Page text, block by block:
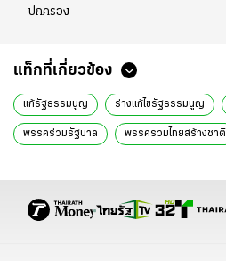
ปกครอง
แท็กที่เกี่ยวข้อง
แก้รัฐธรรมนูญ ร่างแก้ไขรัฐธรรมนูญ
พรรคร่วมรัฐบาล พรรครวมไทยสร้างชาติ
ข่าวการเมืองวันนี้ ข่าวการเมือง ไทยรัฐ